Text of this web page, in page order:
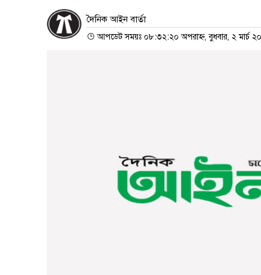
দৈনিক আইন বার্তা
আপডেট সময়ঃ ০৮:৩২:২০ অপরাহ্ন, বুধবার, ২ মার্চ